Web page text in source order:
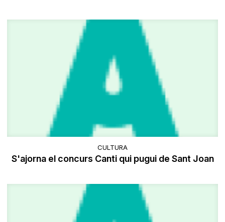
CULTURA
S'ajorna el concurs Canti qui pugui de Sant Joan